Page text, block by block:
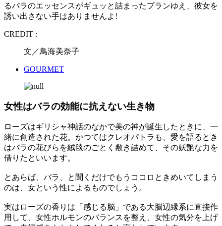
るバラのエッセンスがギュッと詰まったプランゆえ、彼女を
誘い出さない手はありませんよ!
CREDIT :
文／鳥海美奈子
GOURMET
女性はバラの効能に抗えない生き物
ローズはギリシャ神話のなかで美の神が誕生したときに、一
緒に創造された花。かつてはクレオパトラも、愛を語るとき
はバラの花びらを絨毯のごとく敷き詰めて、その妖艶な力を
借りたといいます。
とあらば、バラ、と聞くだけでもうココロときめいてしまう
のは、女という性によるものでしょう。
実はローズの香りは「感じる脳」である大脳辺縁系に直接作
用して、女性ホルモンのバランスを整え、女性の気分を上げ